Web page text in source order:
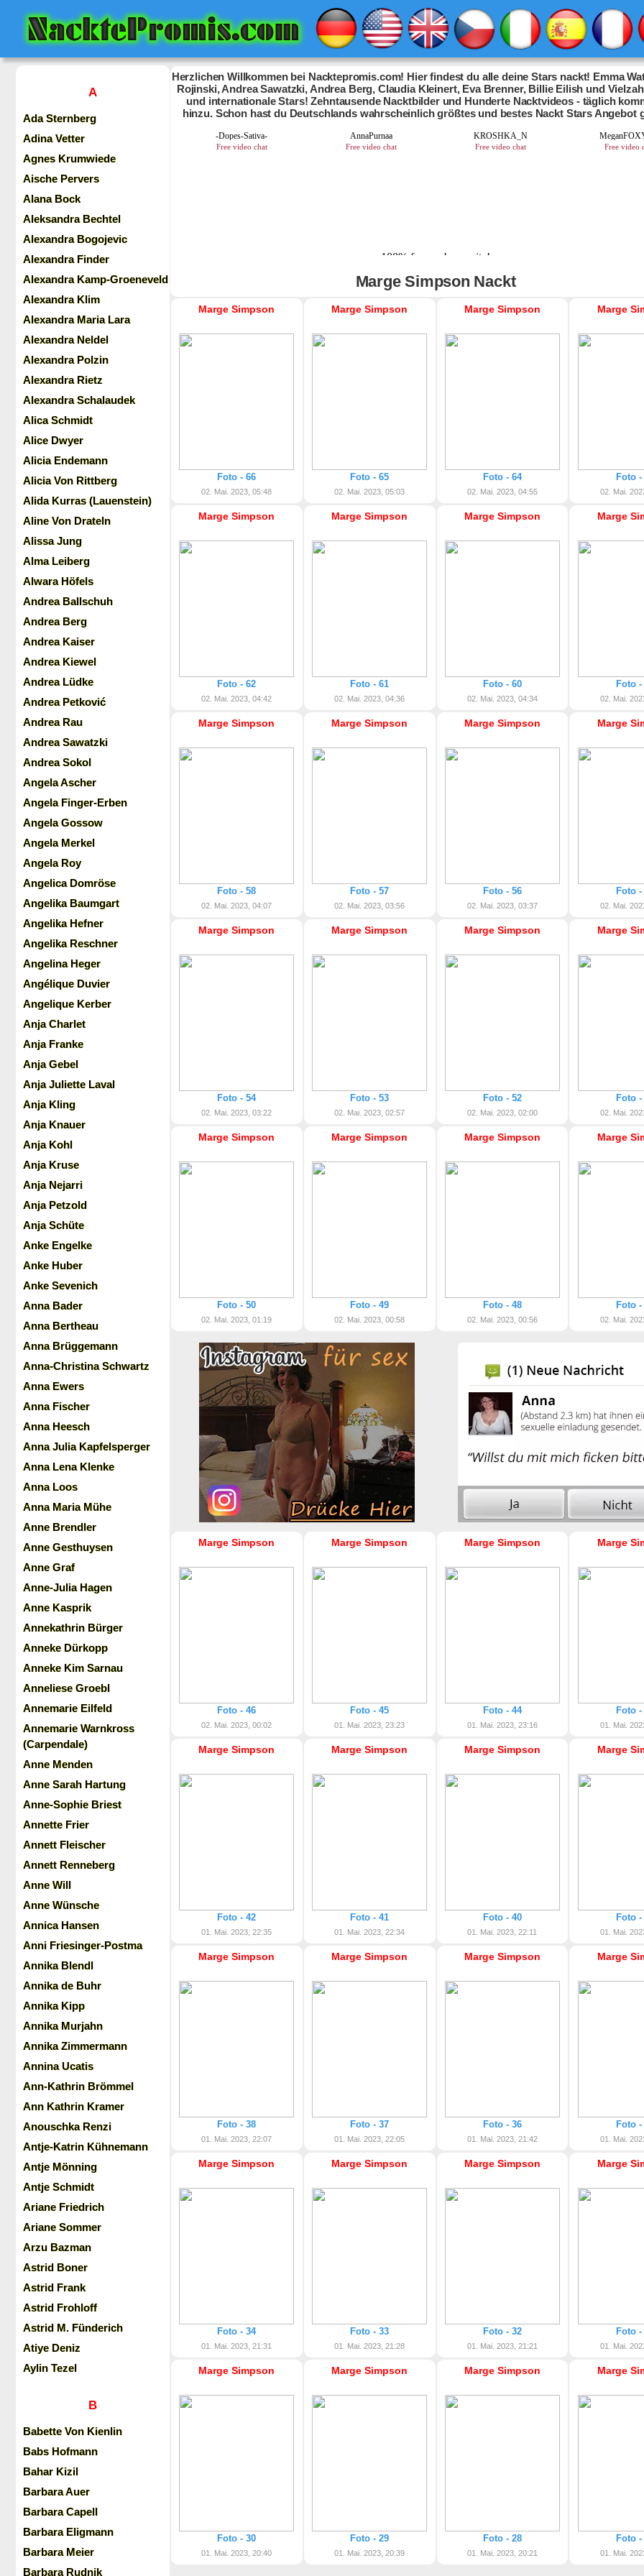
A
Ada Sternberg
Adina Vetter
Agnes Krumwiede
Aische Pervers
Alana Bock
Aleksandra Bechtel
Alexandra Bogojevic
Alexandra Finder
Alexandra Kamp-Groeneveld
Alexandra Klim
Alexandra Maria Lara
Alexandra Neldel
Alexandra Polzin
Alexandra Rietz
Alexandra Schalaudek
Alica Schmidt
Alice Dwyer
Alicia Endemann
Alicia Von Rittberg
Alida Kurras (Lauenstein)
Aline Von Drateln
Alissa Jung
Alma Leiberg
Alwara Höfels
Andrea Ballschuh
Andrea Berg
Andrea Kaiser
Andrea Kiewel
Andrea Lüdke
Andrea Petković
Andrea Rau
Andrea Sawatzki
Andrea Sokol
Angela Ascher
Angela Finger-Erben
Angela Gossow
Angela Merkel
Angela Roy
Angelica Domröse
Angelika Baumgart
Angelika Hefner
Angelika Reschner
Angelina Heger
Angélique Duvier
Angelique Kerber
Anja Charlet
Anja Franke
Anja Gebel
Anja Juliette Laval
Anja Kling
Anja Knauer
Anja Kohl
Anja Kruse
Anja Nejarri
Anja Petzold
Anja Schüte
Anke Engelke
Anke Huber
Anke Sevenich
Anna Bader
Anna Bertheau
Anna Brüggemann
Anna-Christina Schwartz
Anna Ewers
Anna Fischer
Anna Heesch
Anna Julia Kapfelsperger
Anna Lena Klenke
Anna Loos
Anna Maria Mühe
Anne Brendler
Anne Gesthuysen
Anne Graf
Anne-Julia Hagen
Anne Kasprik
Annekathrin Bürger
Anneke Dürkopp
Anneke Kim Sarnau
Anneliese Groebl
Annemarie Eilfeld
Annemarie Warnkross
(Carpendale)
Anne Menden
Anne Sarah Hartung
Anne-Sophie Briest
Annette Frier
Annett Fleischer
Annett Renneberg
Anne Will
Anne Wünsche
Annica Hansen
Anni Friesinger-Postma
Annika Blendl
Annika de Buhr
Annika Kipp
Annika Murjahn
Annika Zimmermann
Annina Ucatis
Ann-Kathrin Brömmel
Ann Kathrin Kramer
Anouschka Renzi
Antje-Katrin Kühnemann
Antje Mönning
Antje Schmidt
Ariane Friedrich
Ariane Sommer
Arzu Bazman
Astrid Boner
Astrid Frank
Astrid Frohloff
Astrid M. Fünderich
Atiye Deniz
Aylin Tezel
B
Babette Von Kienlin
Babs Hofmann
Bahar Kizil
Barbara Auer
Barbara Capell
Barbara Eligmann
Barbara Meier
Barbara Rudnik
Herzlichen Willkommen bei Nacktepromis.com! Hier findest du alle deine Stars nackt! Emma
Rojinski, Andrea Sawatzki, Andrea Berg, Claudia Kleinert, Eva Brenner, Billie Eilish und
und internationale Stars! Zehntausende Nacktbilder und Hunderte Nacktvideos - täglich
hinzu. Schon hast du Deutschlands wahrscheinlich größtes und bestes Nackt Stars Angebot
Marge Simpson Nackt
Marge Simpson
Foto - 66
02. Mai. 2023, 05:48
Marge Simpson
Foto - 65
02. Mai. 2023, 05:03
Marge Simpson
Foto - 64
02. Mai. 2023, 04:55
Marge
Foto -
02. Mai.
Marge Simpson
Foto - 62
02. Mai. 2023, 04:42
Marge Simpson
Foto - 61
02. Mai. 2023, 04:36
Marge Simpson
Foto - 60
02. Mai. 2023, 04:34
Marge
Foto -
02. Mai.
Marge Simpson
Foto - 58
02. Mai. 2023, 04:07
Marge Simpson
Foto - 57
02. Mai. 2023, 03:56
Marge Simpson
Foto - 56
02. Mai. 2023, 03:37
Marge
Foto -
02. Mai.
Marge Simpson
Foto - 54
02. Mai. 2023, 03:22
Marge Simpson
Foto - 53
02. Mai. 2023, 02:57
Marge Simpson
Foto - 52
02. Mai. 2023, 02:00
Marge
Foto -
02. Mai.
Marge Simpson
Foto - 50
02. Mai. 2023, 01:19
Marge Simpson
Foto - 49
02. Mai. 2023, 00:58
Marge Simpson
Foto - 48
02. Mai. 2023, 00:56
Marge
Foto -
02. Mai.
Marge Simpson
Foto - 46
02. Mai. 2023, 00:02
Marge Simpson
Foto - 45
01. Mai. 2023, 23:23
Marge Simpson
Foto - 44
01. Mai. 2023, 23:16
Marge
Foto -
01. Mai.
Marge Simpson
Foto - 42
01. Mai. 2023, 22:35
Marge Simpson
Foto - 41
01. Mai. 2023, 22:34
Marge Simpson
Foto - 40
01. Mai. 2023, 22:11
Marge
Foto -
01. Mai.
Marge Simpson
Foto - 38
01. Mai. 2023, 22:07
Marge Simpson
Foto - 37
01. Mai. 2023, 22:05
Marge Simpson
Foto - 36
01. Mai. 2023, 21:42
Marge
Foto -
01. Mai.
Marge Simpson
Foto - 34
01. Mai. 2023, 21:31
Marge Simpson
Foto - 33
01. Mai. 2023, 21:28
Marge Simpson
Foto - 32
01. Mai. 2023, 21:21
Marge
Foto -
01. Mai.
Marge Simpson
Foto - 30
01. Mai. 2023, 20:40
Marge Simpson
Foto - 29
01. Mai. 2023, 20:39
Marge Simpson
Foto - 28
01. Mai. 2023, 20:21
Marge
Foto -
01. Mai.